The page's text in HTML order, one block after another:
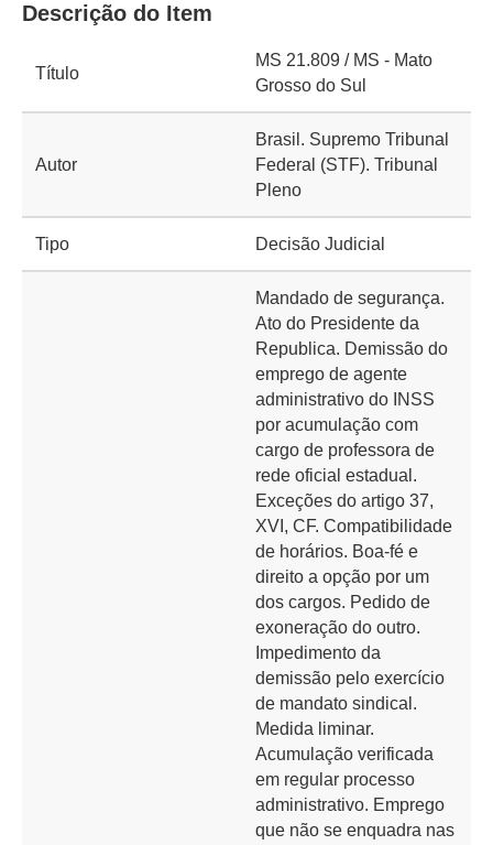
Descrição do Item
Título
MS 21.809 / MS - Mato
Grosso do Sul
Autor
Brasil. Supremo Tribunal
Federal (STF). Tribunal
Pleno
Tipo Decisão Judicial
Mandado de segurança.
Ato do Presidente da
Republica. Demissão do
emprego de agente
administrativo do INSS
por acumulação com
cargo de professora de
rede oficial estadual.
Exceções do artigo 37,
XVI, CF. Compatibilidade
de horários. Boa-fé e
direito a opção por um
dos cargos. Pedido de
exoneração do outro.
Impedimento da
demissão pelo exercício
de mandato sindical.
Medida liminar.
Acumulação verificada
em regular processo
administrativo. Emprego
que não se enquadra nas